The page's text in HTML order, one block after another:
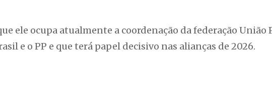
ele ocupa atualmente a coordenação da federação União
e o PP e que terá papel decisivo nas alianças de 2026.